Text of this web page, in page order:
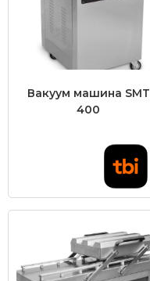
Вакуум машина SМТ
400